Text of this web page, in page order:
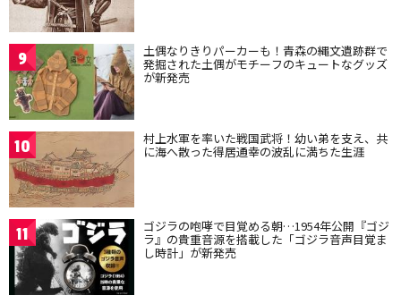
9 土偶なりきりパーカーも！青森の縄文遺跡群で
発掘された土偶がモチーフのキュートなグッズ
が新発売
10 村上水軍を率いた戦国武将！幼い弟を支え、共
に海へ散った得居通幸の波乱に満ちた生涯
11 ゴジラの咆哮で目覚める朝…1954年公開『ゴジ
ラ』の貴重音源を搭載した「ゴジラ音声目覚ま
し時計」が新発売